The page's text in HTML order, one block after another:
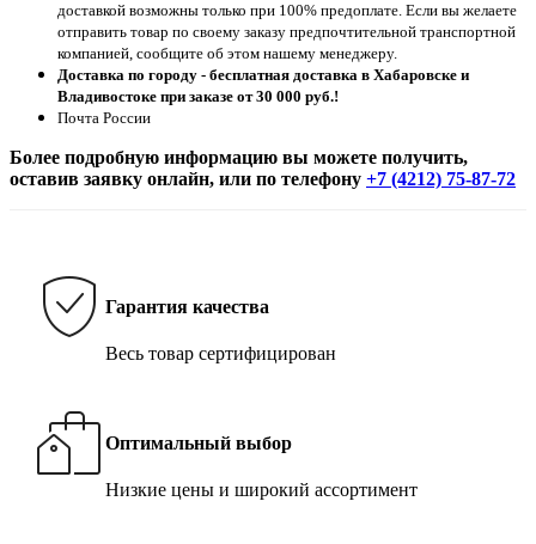
доставкой возможны только при 100% предоплате. Если вы желаете
отправить товар по своему заказу предпочтительной транспортной
компанией, сообщите об этом нашему менеджеру.
Доставка по городу - бесплатная доставка в Хабаровске и
Владивостоке при заказе от 30 000 руб.!
Почта России
Более подробную информацию вы можете получить,
оставив заявку онлайн, или по телефону +7 (4212) 75-87-72
Гарантия качества
Весь товар сертифицирован
Оптимальный выбор
Низкие цены и широкий ассортимент